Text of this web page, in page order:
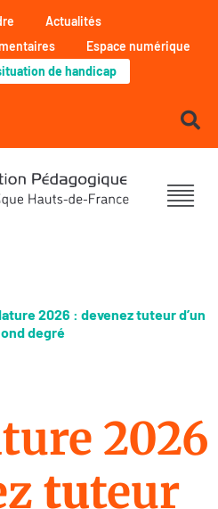
Actualités
Espace numérique
de handicap
2026 : devenez tuteur d’un
degré
2026
tuteur